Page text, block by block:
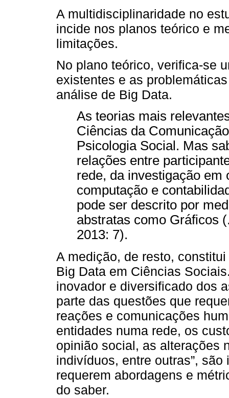
A multidisciplinaridade no
incide nos planos teórico e
limitações.
No plano teórico, verifica-se
existentes e as
análise de Big Data.
As teorias mais
Ciências da
Psicologia Social. Mas
relações entre
rede, da investigação em
computação e
pode ser descrito por
abstratas como Gráficos
2013: 7).
A medição, de resto,
Big Data em Ciências
inovador e diversificado dos
parte das questões que
reações e comunicações
entidades numa rede, os
opinião social, as alterações
indivíduos, entre outras”,
requerem abordagens e
do saber.